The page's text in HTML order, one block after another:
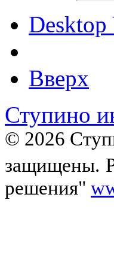
Desktop
Вверх
Ступино
© 2026
защищены.
решения"